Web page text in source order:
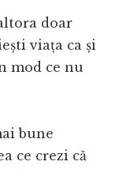
doar
viața ca și
mod ce nu
bune
ce crezi că